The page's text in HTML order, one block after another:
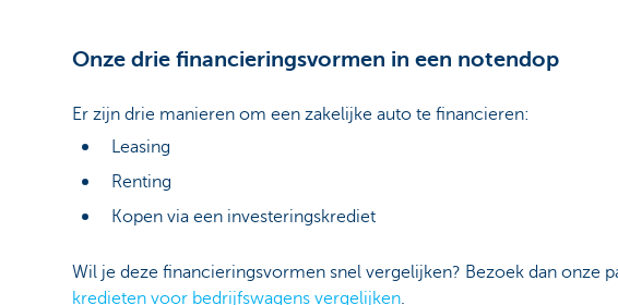
Onze drie financieringsvormen in een notendop
Er zijn drie manieren om een zakelijke auto te financieren:
Leasing
Renting
Kopen via een investeringskrediet
Wil je deze financieringsvormen snel vergelijken? Bezoek dan onze
kredieten voor bedrijfswagens vergelijken.